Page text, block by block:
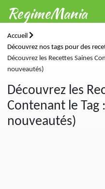
RegimeMania
Accueil
Découvrez nos tags pour des
Découvrez les Recettes Saines
nouveautés)
Découvrez les
Contenant le Tag
nouveautés)